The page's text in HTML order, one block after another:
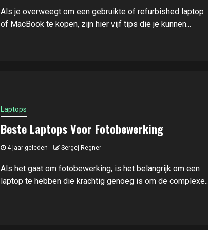
Als je overweegt om een gebruikte of refurbished laptop
of MacBook te kopen, zijn hier vijf tips die je kunnen...
Laptops
Beste Laptops Voor Fotobewerking
4 jaar geleden Sergej Regner
Als het gaat om fotobewerking, is het belangrijk om een
laptop te hebben die krachtig genoeg is om de